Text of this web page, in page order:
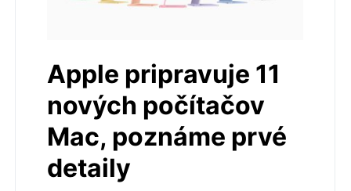
Apple pripravuje 11
nových počítačov
Mac, poznáme prvé
detaily